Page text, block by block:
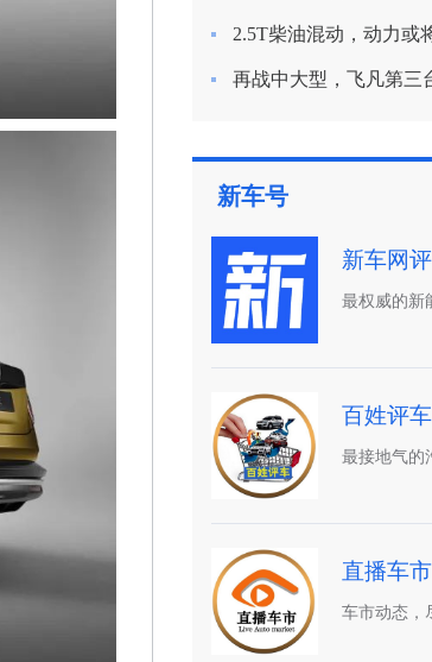
行业的产品！
2.5T柴油混动，动力或
皮卡越野越心动
再战中大型，飞凡第三
新车号
新车网评
最权威的新
百姓评车
最接地气的
直播车市
车市动态，